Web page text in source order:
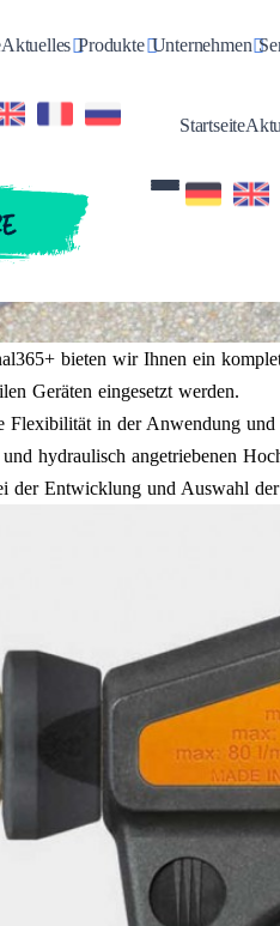
AktuellesToggle Dropdown
ProdukteToggle
Unternehmen
Startseite
bieten wir Ihnen ein
Geräten eingesetzt werden.
Flexibilität in der Anwendung
hydraulisch angetriebenen
der Entwicklung und Auswahl